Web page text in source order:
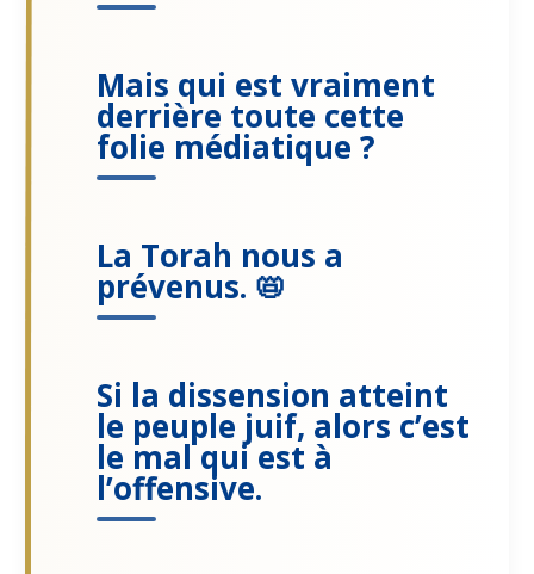
Mais qui est vraiment
derrière toute cette
folie médiatique ?
La Torah nous a
prévenus. 📛
Si la dissension atteint
le peuple juif, alors c’est
le mal qui est à
l’offensive.